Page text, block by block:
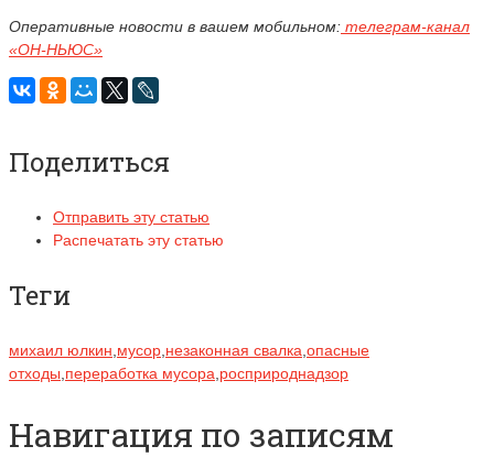
Оперативные новости в вашем мобильном: телеграм-канал
«ОН-НЬЮС»
Поделиться
Отправить эту статью
Распечатать эту статью
Теги
михаил юлкин мусор незаконная свалка опасные
отходы переработка мусора росприроднадзор
Навигация по записям